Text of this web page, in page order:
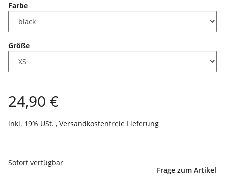
Farbe
Größe
24,90 €
inkl. 19% USt. , Versandkostenfreie Lieferung
Sofort verfügbar
Frage zum Artikel